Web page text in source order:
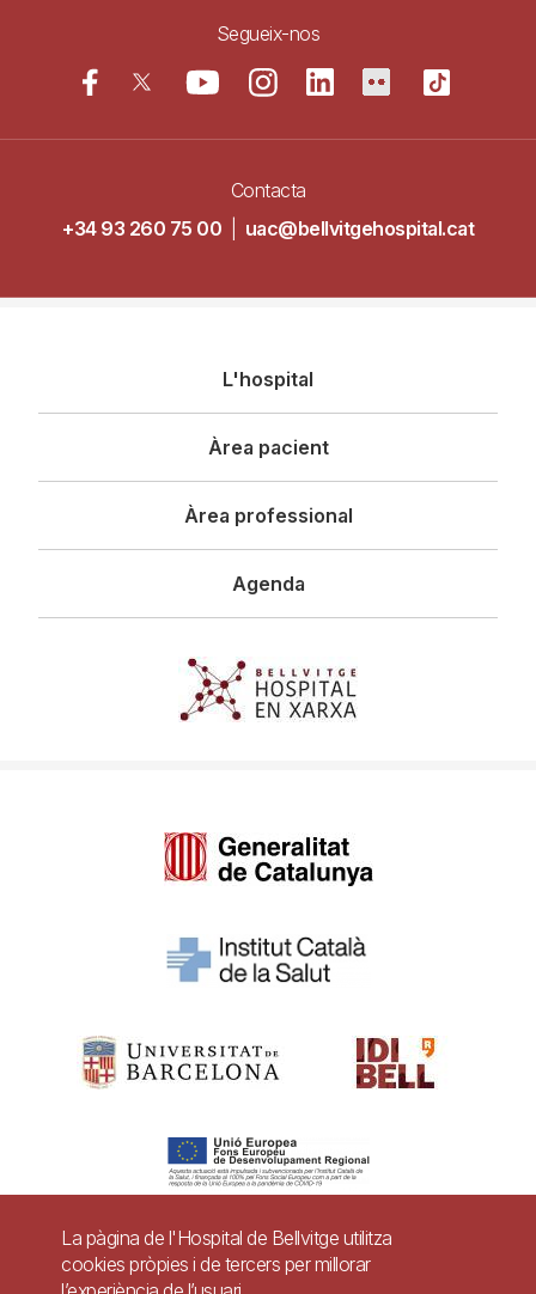
Segueix-nos
Contacta
+34 93 260 75 00
uac@bellvitgehospital.cat
principal
L'hospital
Àrea pacient
Àrea professional
Agenda
La pàgina de l'Hospital de Bellvitge utilitza
cookies pròpies i de tercers per millorar